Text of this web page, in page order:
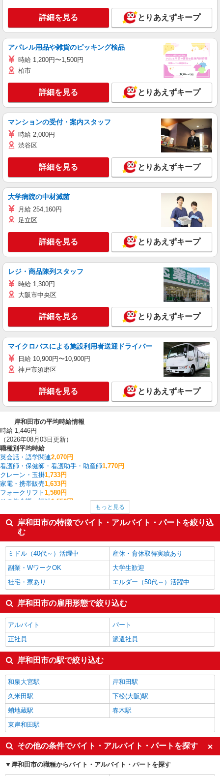
詳細を見る とりあえずキープ
アパレル用品や雑貨のピッキング検品
時給 1,200円〜1,500円
柏市
詳細を見る とりあえずキープ
マンションの受付・案内スタッフ
時給 2,000円
渋谷区
詳細を見る とりあえずキープ
大学病院の中材滅菌
月給 254,160円
足立区
詳細を見る とりあえずキープ
レジ・商品陳列スタッフ
時給 1,300円
大阪市中央区
詳細を見る とりあえずキープ
マイクロバスによる施設利用者送迎ドライバー
日給 10,900円〜10,900円
神戸市須磨区
詳細を見る とりあえずキープ
岸和田市の平均時給情報
時給 1,446円
（2026年08月03日更新）
職種別平均時給
英会話・語学関連2,070円
看護師・保健師・看護助手・助産師1,770円
クレーン・玉掛1,733円
家電・携帯販売1,633円
フォークリフト 1,580円
その他介護・福祉 1,550円
生産管理・品質管理1,520円
弁当・惣菜1,500円
幼稚園教諭
岸和田市の他の職種の平均時給を見る
もっと見る
岸和田市の特徴でバイト・アルバイト・パートを絞り込
む
ミドル（40代～）活躍中
産休・育休取得実績あり
副業・WワークOK
大学生歓迎
社宅・寮あり
エルダー（50代～）活躍中
岸和田市の雇用形態で絞り込む
アルバイト
パート
正社員
派遣社員
岸和田市の駅で絞り込む
和泉大宮駅
岸和田駅
久米田駅
下松(大阪)駅
蛸地蔵駅
春木駅
東岸和田駅
その他の条件でバイト・アルバイト・パートを探す
岸和田市の職種からバイト・アルバイト・パートを探す